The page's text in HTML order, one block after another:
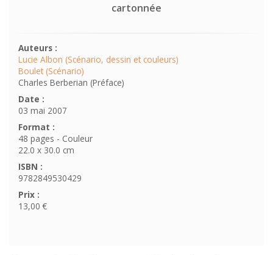
cartonnée
Auteurs :
Lucie Albon (Scénario, dessin et couleurs)
Boulet (Scénario)
Charles Berberian (Préface)
Date :
03 mai 2007
Format :
48 pages - Couleur
22.0 x 30.0 cm
ISBN :
9782849530429
Prix :
13,00 €